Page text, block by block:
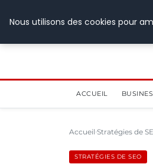
ACCUEIL
Accueil Stratégies de
STRATÉGIES DE SEO
Nous utilisons des cookies pour